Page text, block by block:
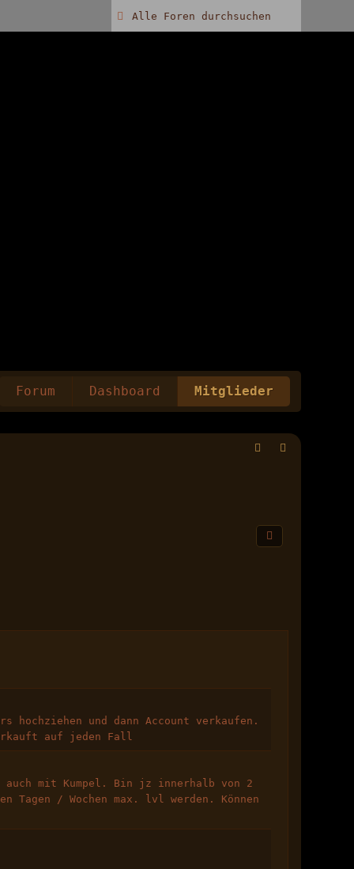
Forum Dashboard Mitglieder
und dann Account verkaufen.
auf jeden Fall
auch mit Kumpel. Bin jz innerhalb von 2
Tagen / Wochen max. lvl werden. Können